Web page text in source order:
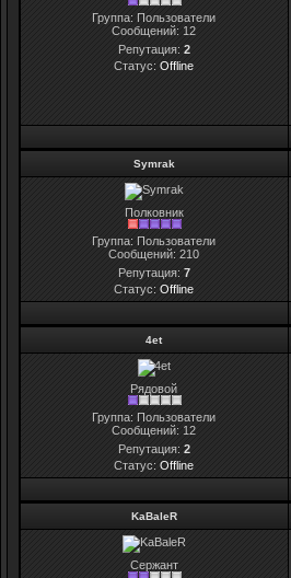
Группа: Пользователи
Сообщений: 12
Репутация: 2
Статус:Offline
Symrak
Полковник
Группа: Пользователи
Сообщений:210
Репутация: 7
Статус:Offline
4et
Рядовой
Группа: Пользователи
Сообщений: 12
Репутация: 2
Статус:Offline
KaBaleR
Сержант